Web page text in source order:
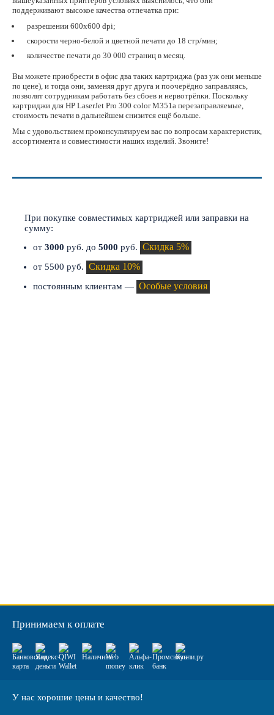
поддерживают высокое качества отпечатка при:
разрешении 600х600 dpi;
скорости черно-белой и цветной печати до 18 стр/мин;
количестве печати до 30 000 страниц в месяц.
Вы можете приобрести в офис два таких картриджа (раз уж они меньше
по цене), и тогда они, заменяя друг друга и поочерёдно заправляясь,
позволят сотрудникам работать без сбоев и нервотрёпки. Поскольку
картриджи для HP LaserJet Pro 300 color M351a перезаправляемые,
стоимость печати в дальнейшем снизится ещё больше.
Мы с удовольствием проконсультируем вас по вопросам характеристик,
ассортимента и совместимости наших изделий. Звоните!
При покупке совместимых картриджей или заправки на
сумму:
от 3000 руб. до 5000 руб. Скидка 5%
от 5500 руб. Скидка 10%
постоянным клиентам — Особые условия
Принимаем к оплате
У нас хорошие цены и качество!